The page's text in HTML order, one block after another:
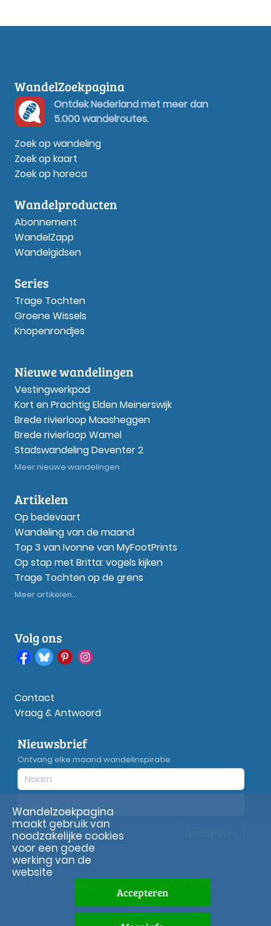
WandelZoekpagina
Ontdek Nederland met meer dan
5.000 wandelroutes.
Zoek op wandeling
Zoek op kaart
Zoek op horeca
Wandelproducten
Abonnement
WandelZapp
Wandelgidsen
Series
Trage Tochten
Groene Wissels
Knopenrondjes
Nieuwe wandelingen
Vestingwerkpad
Kort en Prachtig Elden Meinerswijk
Brede rivierloop Maasheggen
Brede rivierloop Wamel
Stadswandeling Deventer 2
Meer nieuwe wandelingen
Artikelen
Op bedevaart
Wandeling van de maand
Top 3 van Ivonne van MyFootPrints
Op stap met Britta: vogels kijken
Trage Tochten op de grens
Meer artikelen...
Volg ons
Contact
Vraag & Antwoord
Nieuwsbrief
Ontvang elke maand wandelinspiratie
Privacyverklaring
© Wandelzoekpagina.nl
Wandelzoekpagina
maakt gebruik van
noodzakelijke cookies
voor een goede
werking van de
website
Accepteren